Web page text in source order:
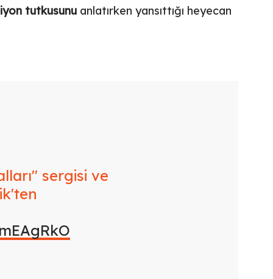
tutkusunu anlatırken yansıttığı heyecan
sergisi ve